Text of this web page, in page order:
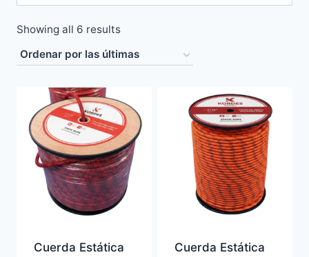
Showing all 6 resultsSorted
by
latest
Cuerda Estática
Cuerda Estática